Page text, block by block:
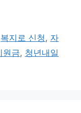
복지로 신청 , 자
원금, 청년내일